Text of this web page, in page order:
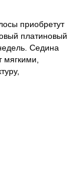
приобретут
платиновый
Седина
мягкими,